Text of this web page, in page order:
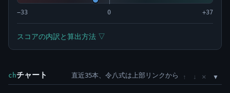
−33 0 +37
スコアの内訳と算出方法 ▽
chチャート 直近35本、令八式は上部リンクから ↑ ↓ ×